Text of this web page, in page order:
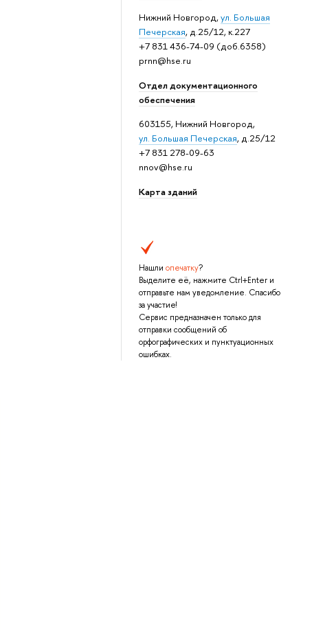
Нижний Новгород,ул. Большая
Печерская, д.25/12, к.227
+7 831 436-74-09 (доб.6358)
prnn@hse.ru
Отдел документационного
обеспечения
603155, Нижний Новгород,
ул. Большая Печерская, д.25/12
+7 831 278-09-63
nnov@hse.ru
Карта зданий
Нашли опечатку?
Выделите её, нажмите Ctrl+Enter и
отправьте нам уведомление. Спасибо
за участие!
Сервис предназначен только для
отправки сообщений об
орфографических и пунктуационных
ошибках.